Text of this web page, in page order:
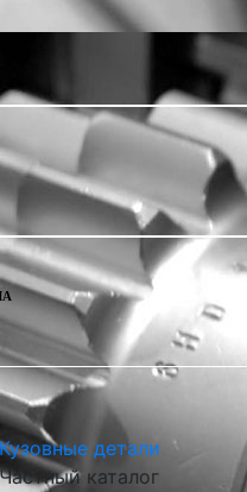
Кузовные детали
Частный каталог